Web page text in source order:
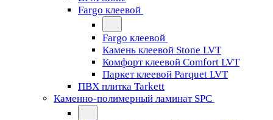
Fargo клеевой
Fargo клеевой
Камень клеевой Stone LVT
Комфорт клеевой Comfort LVT
Паркет клеевой Parquet LVT
ПВХ плитка Tarkett
Каменно-полимерный ламинат SPC